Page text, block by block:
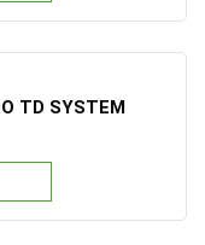
TD SYSTEM